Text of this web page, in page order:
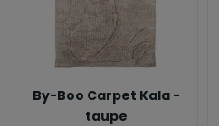
By-Boo Carpet Kala -
taupe